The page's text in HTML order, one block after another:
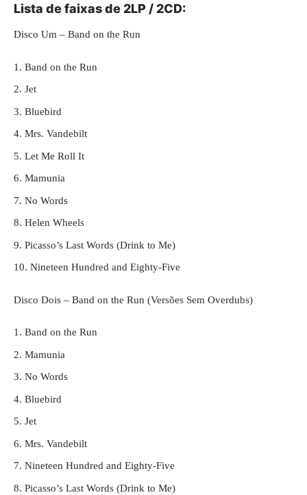
Lista de faixas de 2LP / 2CD:
Disco Um – Band on the Run
Band on the Run
Jet
Bluebird
Mrs. Vandebilt
Let Me Roll It
Mamunia
No Words
Helen Wheels
Picasso’s Last Words (Drink to Me)
Nineteen Hundred and Eighty-Five
Disco Dois – Band on the Run (Versões Sem Overdubs)
Band on the Run
Mamunia
No Words
Bluebird
Jet
Mrs. Vandebilt
Nineteen Hundred and Eighty-Five
Picasso’s Last Words (Drink to Me)